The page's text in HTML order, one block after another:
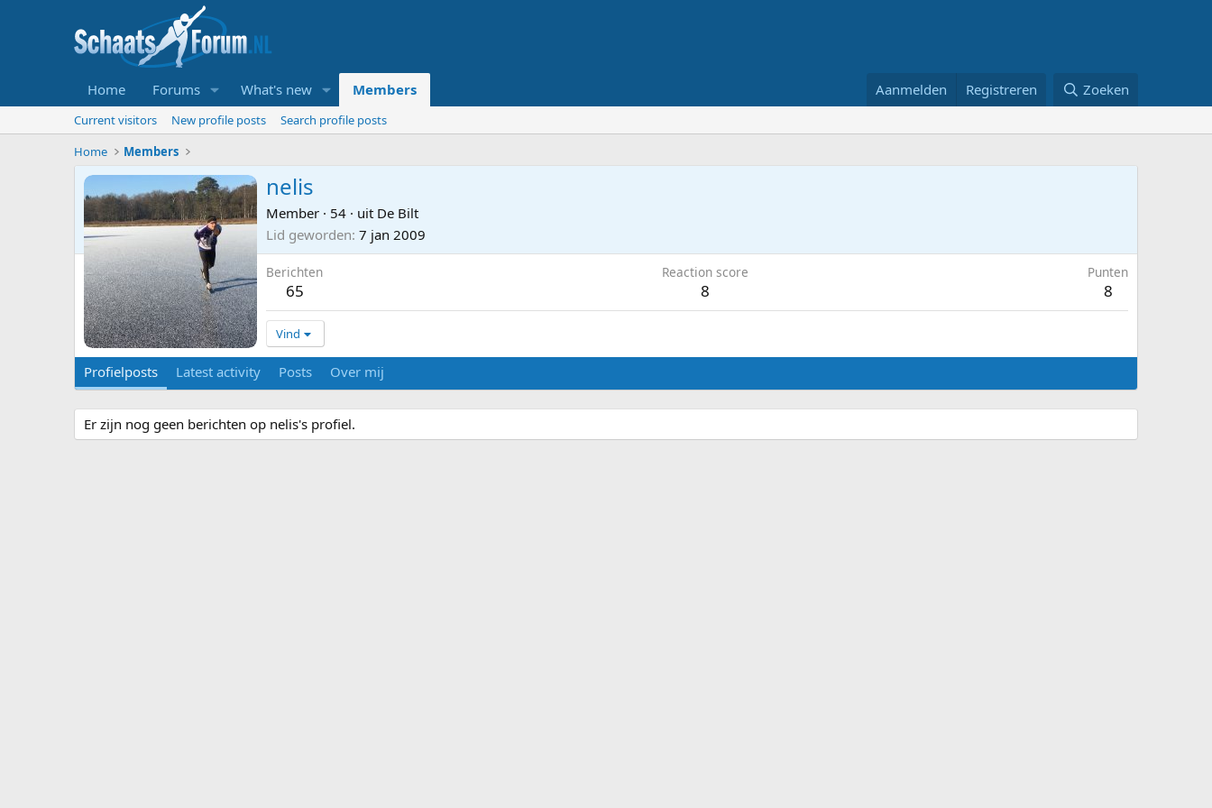
Home Forums What's new Members Aanmelden Registreren Zoeken
Current visitors New profile posts
Search profile posts
Home
Members
nelis
Member · 54 · uit De Bilt
Lid geworden 7 jan 2009
Berichten
65
Reaction score
8
Punten
8
Vind
Profielposts Latest activity Posts Over mij
Er zijn nog geen berichten op nelis's profiel.